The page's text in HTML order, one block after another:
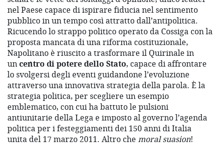
nel Paese capace di ispirare fiducia nel sentimento
pubblico in un tempo così attratto dall’antipolitica.
Ricucendo lo strappo politico operato da Cossiga con la
proposta mancata di una riforma costituzionale,
Napolitano è riuscito a trasformare il Quirinale in
uncentro di potere dello Stato, capace di affrontare
lo svolgersi degli eventi guidandone l’evoluzione
attraverso una innovativa strategia della parola. È la
strategia politica, per scegliere un esempio
emblematico, con cui ha battuto le pulsioni
antiunitarie della Lega e imposto al governo l’agenda
politica per i festeggiamenti dei 150 anni di Italia
unita del 17 marzo 2011. Altro che moral suasion!